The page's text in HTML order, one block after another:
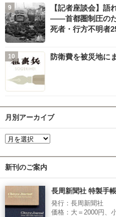
【記者座談会】語
――首都圏制圧の
死者・行方不明者
防衛費を被災地に
月別アーカイブ
新刊のご案内
長周新聞社 特製手帳
発行：長周新聞社
価格：大＝2000円、